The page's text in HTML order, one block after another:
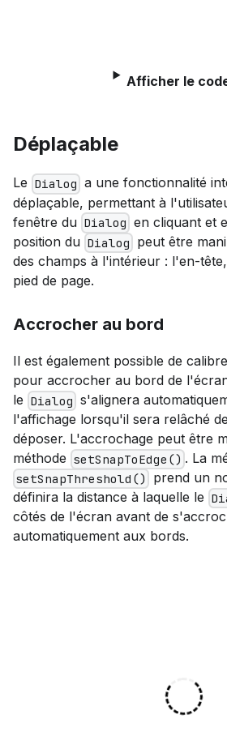
Afficher le
Déplaçable
Le Dialog a une fonctionnalité
déplaçable, permettant à
fenêtre du Dialog en cliquant et
position du Dialog peut être
des champs à l'intérieur : l'en-
pied de page.
Accrocher au bord
Il est également possible de
pour accrocher au bord de
le Dialog s'alignera
l'affichage lorsqu'il sera relâché
déposer. L'accrochage peut être
méthode setSnapToEdge() . La
setSnapThreshold()
prend un
définira la distance à laquelle le
côtés de l'écran avant de
automatiquement aux bords.